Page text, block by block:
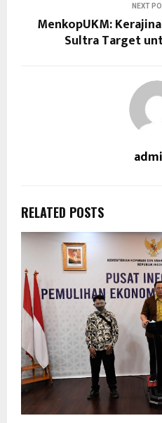
NEXT
MenkopUKM:
Sultra Target
RELATED POSTS